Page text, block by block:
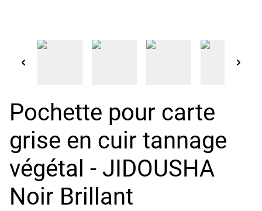
Pochette pour carte
grise en cuir tannage
végétal - JIDOUSHA
Noir Brillant